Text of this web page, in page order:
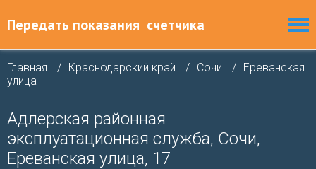
Передать показания счетчика
Главная Краснодарский край Сочи
Ереванская
улица
Адлерская районная
эксплуатационная служба, Сочи,
Ереванская улица, 17